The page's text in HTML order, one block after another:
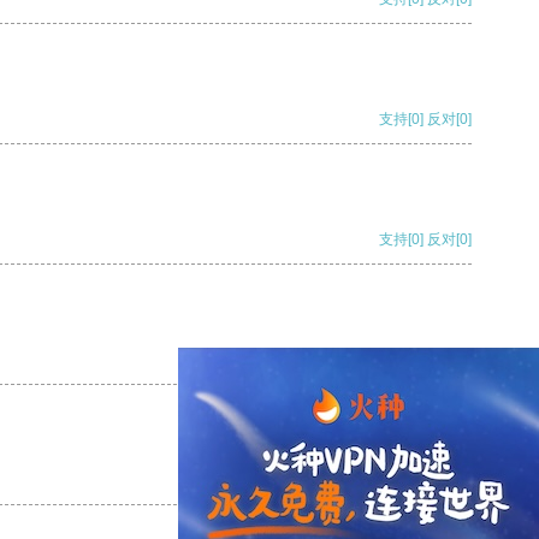
支持[0] 反对[0]
支持[0] 反对[0]
支持 [0] 反对 [0]